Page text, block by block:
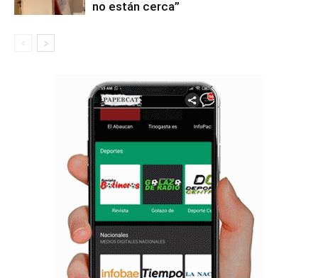
no están cerca”